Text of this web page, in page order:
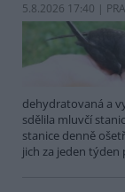
5.8.2026 17:40 |
dehydratovaná a
sdělila mluvčí
stanice denně
jich za jeden týden